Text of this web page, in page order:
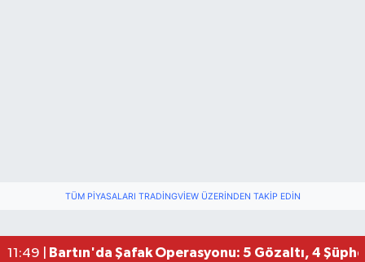
TÜM PIYASALARI TRADINGVIEW ÜZERINDEN TAKIP EDIN
11:49 | Bartın'da Şafak Operasyonu: 5 Gözaltı, 4